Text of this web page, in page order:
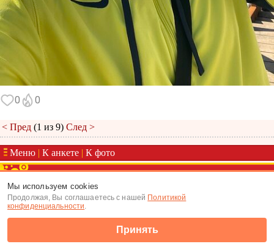
0 0
< Пред (1 из 9) След >
Меню | К анкете | К фото
(c) Tabor.ru 2026
Мы используем cookies
Продолжая, Вы соглашаетесь с нашей Политикой
конфиденциальности.
Принять